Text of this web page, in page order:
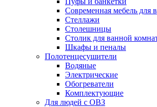
Современная мебель для
Стеллажи
Столешницы
Столик для ванной
Шкафы и пеналы
Полотенцесушители
Водяные
Электрические
Обогреватели
Комплектующие
Для людей с ОВЗ